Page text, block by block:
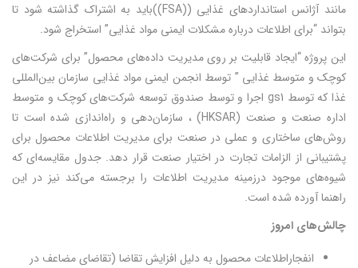
مانند آژانس استانداردهای غذایی ((FSA))باید به اشتراک گذاشته شود تا
بتواند “برای اطلاعات درباره مشکلات ایمنی مواد غذایی” استخراج شود.
این پروژه “ایجاد قابلیت بر روی مدیریت داده‌های محصول” برای شرکت‌های
کوچک و متوسط غذایی ” توسط انجمن ایمنی مواد غذایی سازمان بین‌المللی
غذا که توسط gs1 اجرا و توسط صندوق توسعه شرکت‌های کوچک و متوسط
اداره صنعت و صنعت (HKSAR) ، سازمان‌دهی و راه‌اندازی شده است تا
روش‌های ساختاری و عملی در صنعت برای مدیریت اطلاعات محصول برای
پشتیبانی از الزامات تجارت در اختیار صنعت قرار دهد. جدول مقایسه‌ای که
شیوه‌های موجود درزمینه مدیریت اطلاعات را برجسته می‌کند نیز در این
راهنما آورده شده است.
چالش‌های امروز
انفجاراطلاعات محصول به دلیل افزایش تقاضا (تقاضای مضاعف در